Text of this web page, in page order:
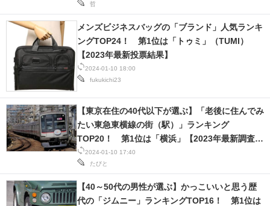
哲
2024-01-10 18:00
fukukichi23
メンズビジネスバッグの「ブランド」人気ランキ
ングTOP24！ 第1位は「トゥミ」（TUMI）
【2023年最新投票結果】
2024-01-10 17:40
たびと
【東京在住の40代以下が選ぶ】「老後に住んでみ
たい東急東横線の街（駅）」ランキング
TOP20！ 第1位は「横浜」【2023年最新調査結
果】
【40～50代の男性が選ぶ】かっこいいと思う歴
代の「ジムニー」ランキングTOP16！ 第1位は